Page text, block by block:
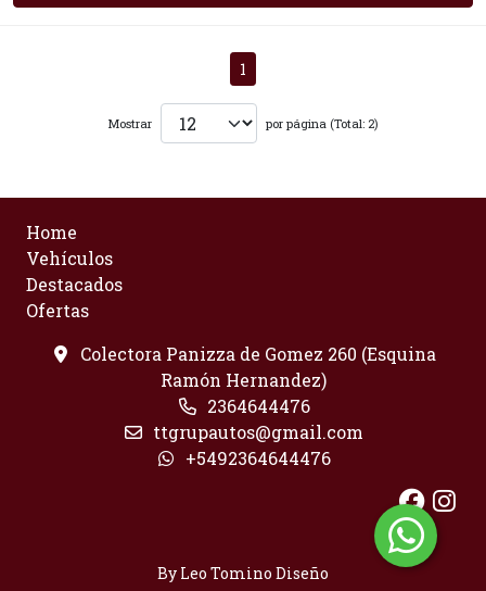
1
Mostrar por página (Total: 2)
Home
Vehículos
Destacados
Ofertas
Colectora Panizza de Gomez 260 (Esquina
Ramón Hernandez)
2364644476
ttgrupautos@gmail.com
+5492364644476
By Leo Tomino Diseño